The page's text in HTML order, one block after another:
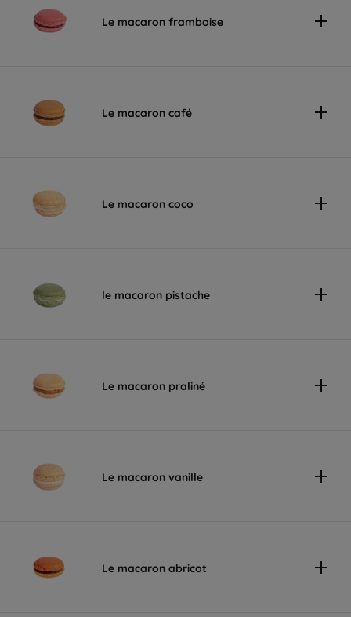
Le macaron framboise
Le macaron café
Le macaron coco
le macaron pistache
Le macaron praliné
Le macaron vanille
Le macaron abricot